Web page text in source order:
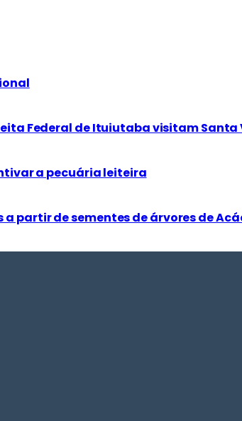
Federal de Ituiutaba visitam
a pecuária leiteira
partir de sementes de árvores de